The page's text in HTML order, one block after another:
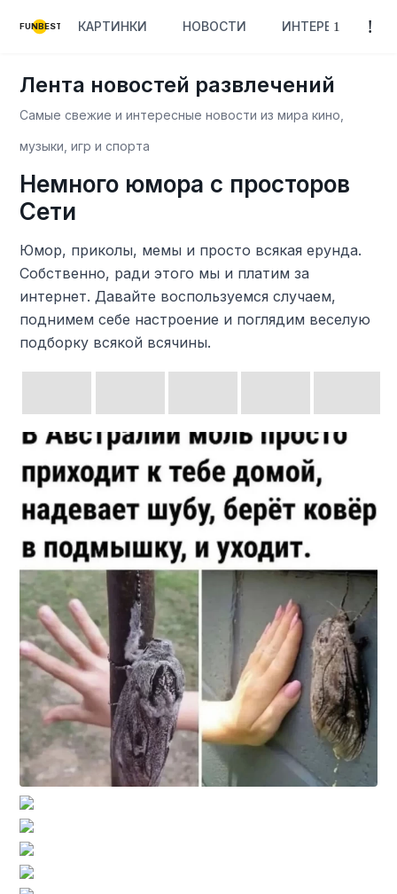
FUNBEST КАРТИНКИ НОВОСТИ ИНТЕРЕСНОЕ
Лента новостей развлечений
Самые свежие и интересные новости из мира кино,
музыки, игр и спорта
Немного юмора с просторов
Сети
Юмор, приколы, мемы и просто всякая ерунда.
Собственно, ради этого мы и платим за
интернет. Давайте воспользуемся случаем,
поднимем себе настроение и поглядим веселую
подборку всякой всячины.